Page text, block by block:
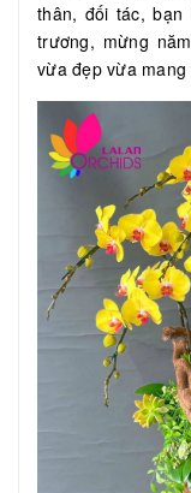
thân, đối tác,
trương, mừng
vừa đẹp vừa